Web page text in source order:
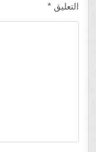
التعليق *